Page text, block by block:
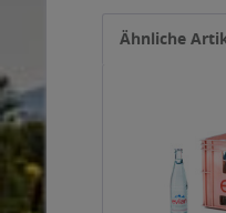
Ähnliche